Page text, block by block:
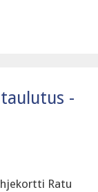
-
Ratu